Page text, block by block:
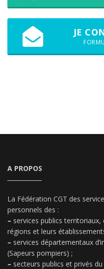
JE
A PROPOS
La Fédération CGT des
personnels des :
– services publics
régions et leurs
– services départementaux
(Sapeurs pompiers) ;
– secteurs publics et privés